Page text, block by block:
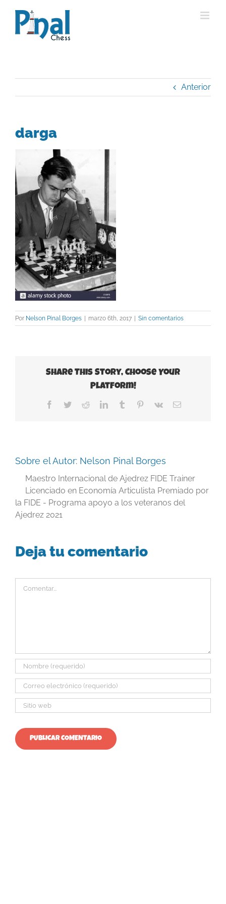
contenido
Anterior
darga
Por Nelson Pinal Borges | marzo 6th, 2017 | Sin comentarios
Share This Story, Choose Your
Platform!
Facebook
TwitterRedditLinkedInTumblr Pinterest
Vk
Correo
Sobre el Autor: Nelson Pinal Borges
Maestro Internacional de Ajedrez FIDE Trainer
Licenciado en Economía Articulista Premiado por
la FIDE - Programa apoyo a los veteranos del
Ajedrez 2021
Deja tu comentario